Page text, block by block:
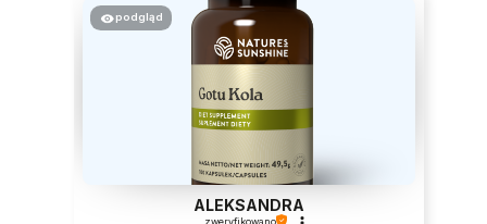
podgląd
ALEKSANDRA
zweryfikowano